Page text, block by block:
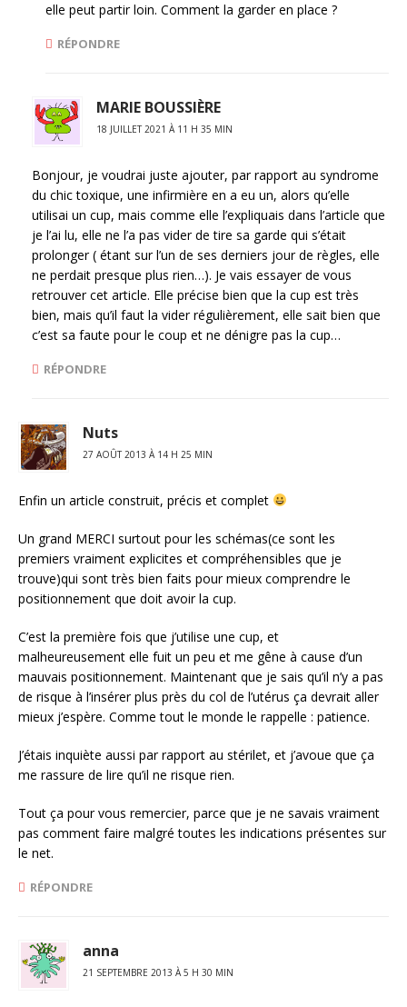
elle peut partir loin. Comment la garder en place ?
RÉPONDRE
MARIE BOUSSIÈRE
18 JUILLET 2021 À 11 H 35 MIN
Bonjour, je voudrai juste ajouter, par rapport au syndrome
du chic toxique, une infirmière en a eu un, alors qu’elle
utilisai un cup, mais comme elle l’expliquais dans l’article que
je l’ai lu, elle ne l’a pas vider de tire sa garde qui s’était
prolonger ( étant sur l’un de ses derniers jour de règles, elle
ne perdait presque plus rien…). Je vais essayer de vous
retrouver cet article. Elle précise bien que la cup est très
bien, mais qu’il faut la vider régulièrement, elle sait bien que
c’est sa faute pour le coup et ne dénigre pas la cup…
RÉPONDRE
Nuts
27 AOÛT 2013 À 14 H 25 MIN
Enfin un article construit, précis et complet
Un grand MERCI surtout pour les schémas(ce sont les
premiers vraiment explicites et compréhensibles que je
trouve)qui sont très bien faits pour mieux comprendre le
positionnement que doit avoir la cup.
C’est la première fois que j’utilise une cup, et
malheureusement elle fuit un peu et me gêne à cause d’un
mauvais positionnement. Maintenant que je sais qu’il n’y a pas
de risque à l’insérer plus près du col de l’utérus ça devrait aller
mieux j’espère. Comme tout le monde le rappelle : patience.
J’étais inquiète aussi par rapport au stérilet, et j’avoue que ça
me rassure de lire qu’il ne risque rien.
Tout ça pour vous remercier, parce que je ne savais vraiment
pas comment faire malgré toutes les indications présentes sur
le net.
RÉPONDRE
anna
21 SEPTEMBRE 2013 À 5 H 30 MIN